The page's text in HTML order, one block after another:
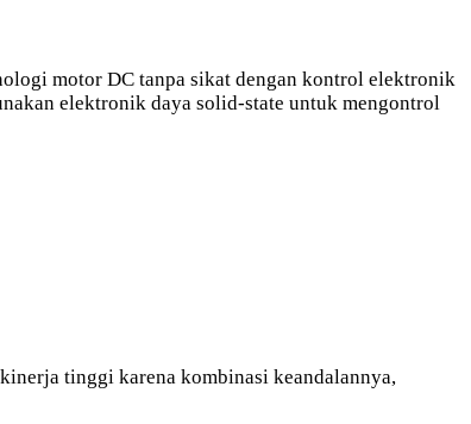
motor DC tanpa sikat dengan kontrol elektronik
elektronik daya solid-state untuk mengontrol
tinggi karena kombinasi keandalannya,